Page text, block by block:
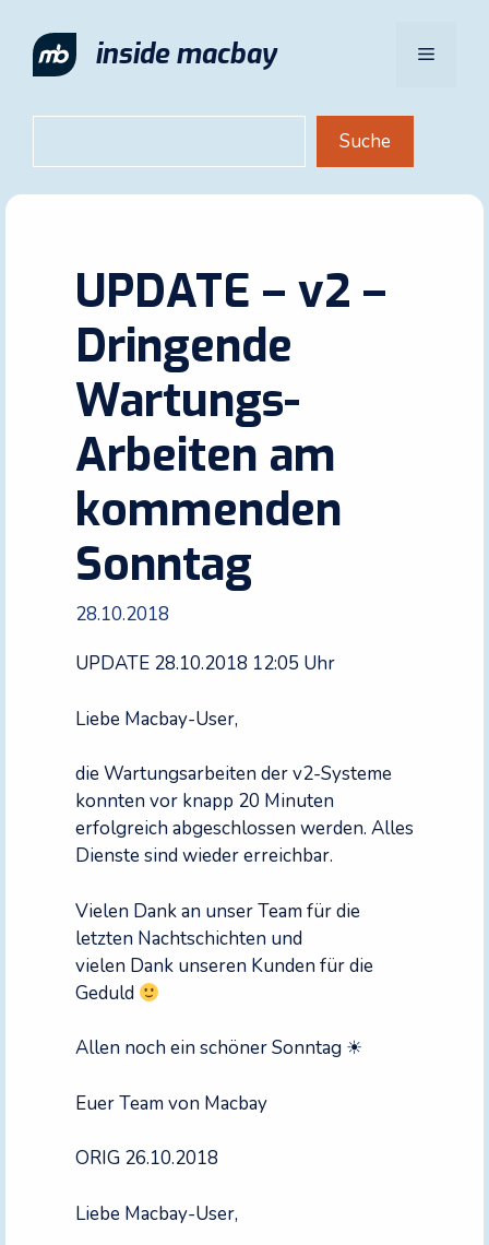
Inhalt
springen
inside macbay Menü
Suche
UPDATE – v2 –
Dringende
Wartungs-
Arbeiten am
kommenden
Sonntag
28.10.2018
UPDATE 28.10.2018 12:05 Uhr
Liebe Macbay-User,
die Wartungsarbeiten der v2-Systeme
konnten vor knapp 20 Minuten
erfolgreich abgeschlossen werden. Alles
Dienste sind wieder erreichbar.
Vielen Dank an unser Team für die
letzten Nachtschichten und
vielen Dank unseren Kunden für die
Geduld
Allen noch ein schöner Sonntag ☀
Euer Team von Macbay
ORIG 26.10.2018
Liebe Macbay-User,